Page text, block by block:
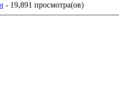
- 19,891 просмотра(ов)